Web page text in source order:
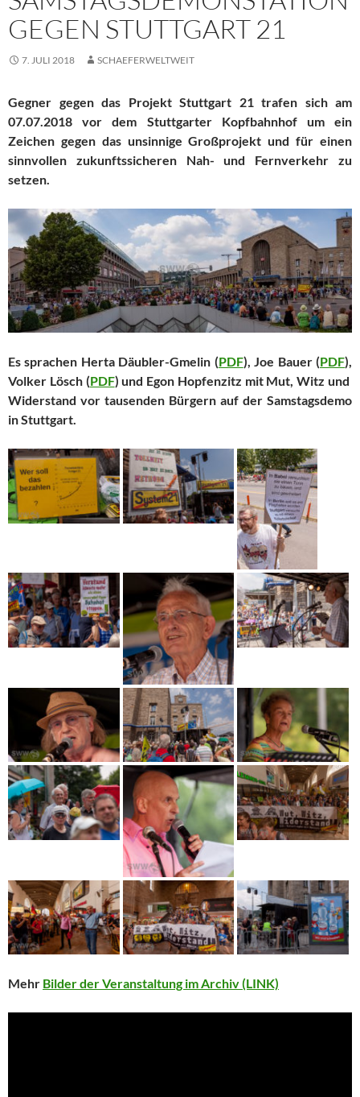
GEGEN STUTTGART 21
7. JULI 2018 SCHAEFERWELTWEIT
Gegner gegen das Projekt Stuttgart 21 trafen sich am
07.07.2018 vor dem Stuttgarter Kopfbahnhof um ein
Zeichen gegen das unsinnige Großprojekt und für einen
sinnvollen zukunftssicheren Nah- und Fernverkehr zu
setzen.
Es sprachen Herta Däubler-Gmelin (PDF), Joe Bauer (PDF),
Volker Lösch (PDF) und Egon Hopfenzitz mit Mut, Witz und
Widerstand vor tausenden Bürgern auf der Samstagsdemo
in Stuttgart.
Mehr Bilder der Veranstaltung im Archiv (LINK)